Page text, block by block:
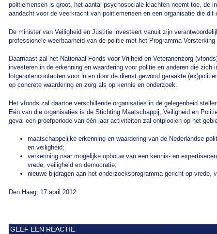
politiemensen is groot, het aantal psychosociale klachten neemt toe, de
aandacht voor de veerkracht van politiemensen en een organisatie die dit
De minister van Veiligheid en Justitie investeert vanuit zijn
professionele weerbaarheid van de politie met het Programma
Daarnaast zal het Nationaal Fonds voor Vrijheid en Veteranenzorg
investeren in de erkenning en waardering voor politie en anderen die
lotgenotencontacten voor in en door de dienst gewond geraakte
op concrete waardering en zorg als op kennis en onderzoek.
Het vfonds zal daartoe verschillende organisaties in de gelegenheid
Eén van die organisaties is de Stichting Maatschappij, Veiligheid en
geval een proefperiode van één jaar activiteiten zal ontplooien op het
maatschappelijke erkenning en waardering van de Nederlandse
en veiligheid;
verkenning naar mogelijke opbouw van een kennis- en
vrede, veiligheid en democratie;
nieuwe bijdragen aan het onderzoeksprogramma gericht op vrede,
Den Haag, 17 april 2012
GEEF EEN REACTIE